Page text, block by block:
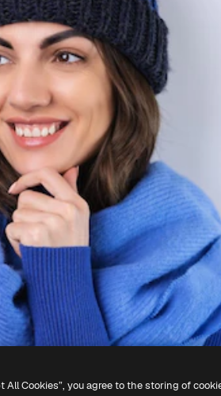
All Cookies”, you agree to the storing of